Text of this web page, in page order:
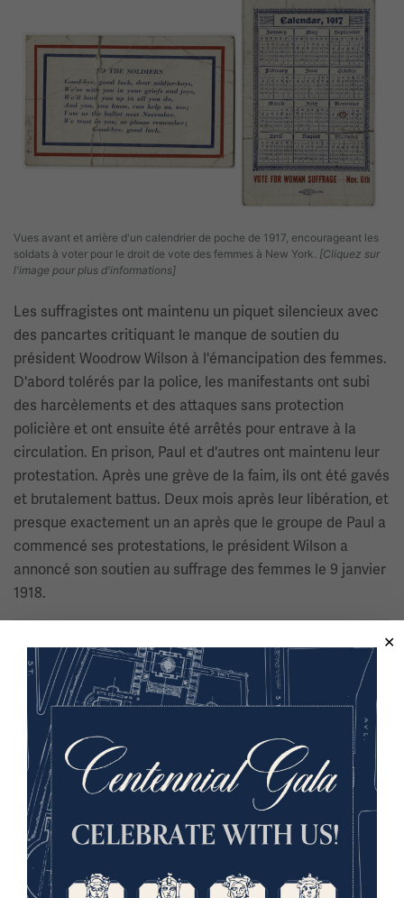
Vues avant et arrière d'un calendrier de poche de 1917, encourageant les
soldats à voter pour le droit de vote des femmes à New York. [Cliquez sur
l'image pour plus d'informations]
Les suffragistes ont maintenu un piquet silencieux avec
des pancartes critiquant le manque de soutien du
président Woodrow Wilson à l'émancipation des femmes.
D'abord tolérés par la police, les manifestants ont subi
des harcèlements et des attaques sans protection
policière et ont ensuite été arrêtés pour entrave à la
circulation. En prison, Paul et d'autres ont maintenu leur
protestation. Après une grève de la faim, ils ont été gavés
et brutalement battus. Deux mois après leur libération, et
presque exactement un an après que le groupe de Paul a
commencé ses protestations, le président Wilson a
annoncé son soutien au suffrage des femmes le 9 janvier
1918.